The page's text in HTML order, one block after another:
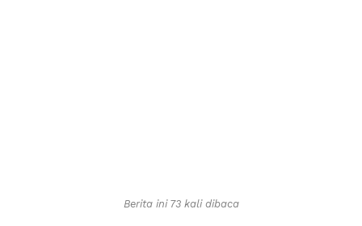
Berita ini 73 kali dibaca